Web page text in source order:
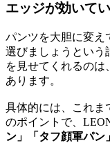
エッジが効いて
パンツを大胆に変え
選びましょうという
を見せてくれるの
あります。
具体的には、これま
のポイントで、
ン」「タフ顔軍パン